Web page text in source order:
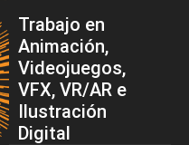
Trabajo en
Animación,
Videojuegos,
VFX, VR/AR e
Ilustración
Digital